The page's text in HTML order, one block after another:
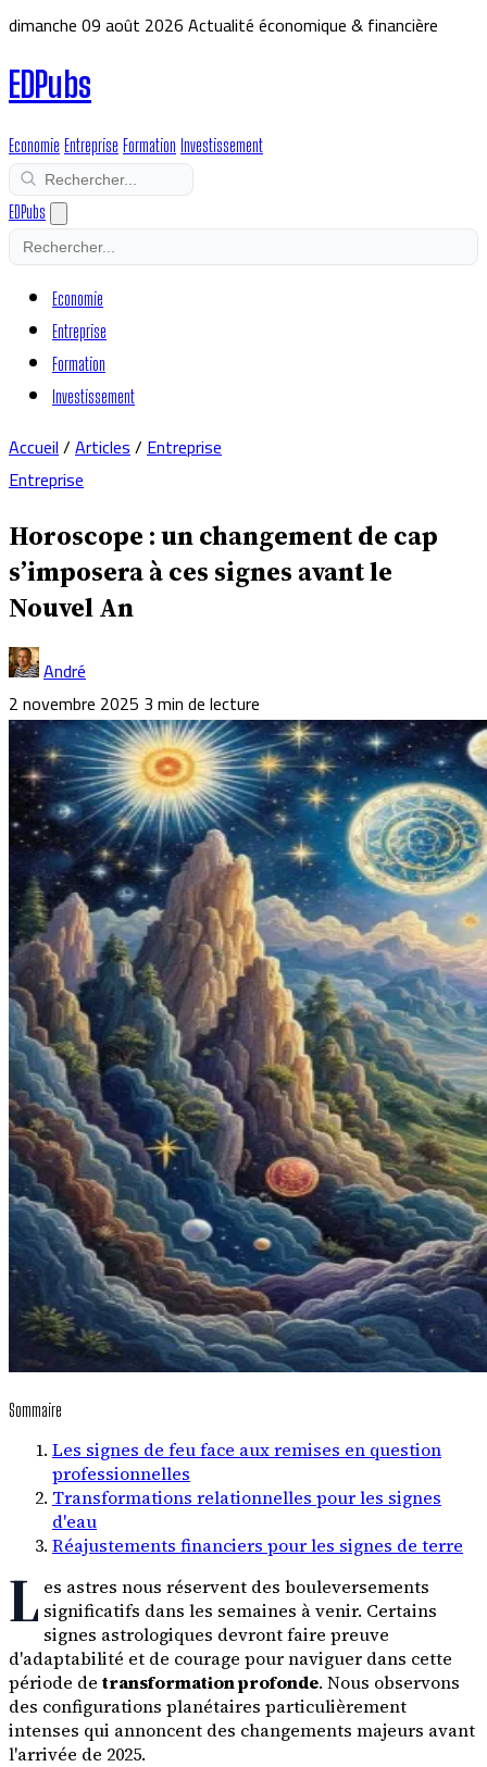
dimanche 09 août 2026Actualité économique & financière
EDPubs
Economie Entreprise Formation Investissement
EDPubs
Economie
Entreprise
Formation
Investissement
Accueil/Articles/Entreprise
Entreprise
Horoscope : un changement de cap
s’imposera à ces signes avant le
Nouvel An
André
2 novembre 2025 3 min de lecture
Sommaire
Les signes de feu face aux remises en question
professionnelles
Transformations relationnelles pour les signes
d'eau
Réajustements financiers pour les signes de terre
L es astres nous réservent des bouleversements
significatifs dans les semaines à venir. Certains
signes astrologiques devront faire preuve
d'adaptabilité et de courage pour naviguer dans cette
période de transformation profonde. Nous observons
des configurations planétaires particulièrement
intenses qui annoncent des changements majeurs avant
l'arrivée de 2025.